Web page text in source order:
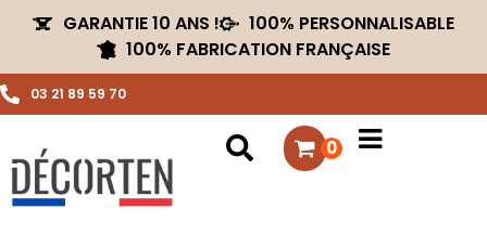
GARANTIE 10 ANS !
100% PERSONNALISABLE
100% FABRICATION FRANÇAISE
03 21 89 59 70
0